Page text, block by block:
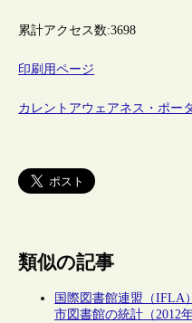
累計アクセス数:3698
印刷用ページ
カレントアウェアネス・ポー
類似の記事
国際図書館連盟（IFLA
市図書館の統計（2012